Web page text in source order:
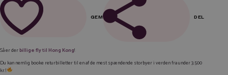
GEM DEL
LINKEDIN
Så er derbillige fly til Hong Kong!
Du kan nemlig booke returbilletter til en af de mest spændende storbyer i verden fraunder3.500
kr.!